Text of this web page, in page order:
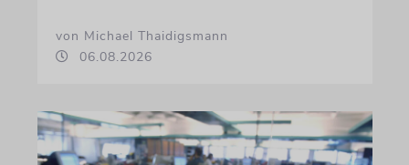
von Michael Thaidigsmann
06.08.2026